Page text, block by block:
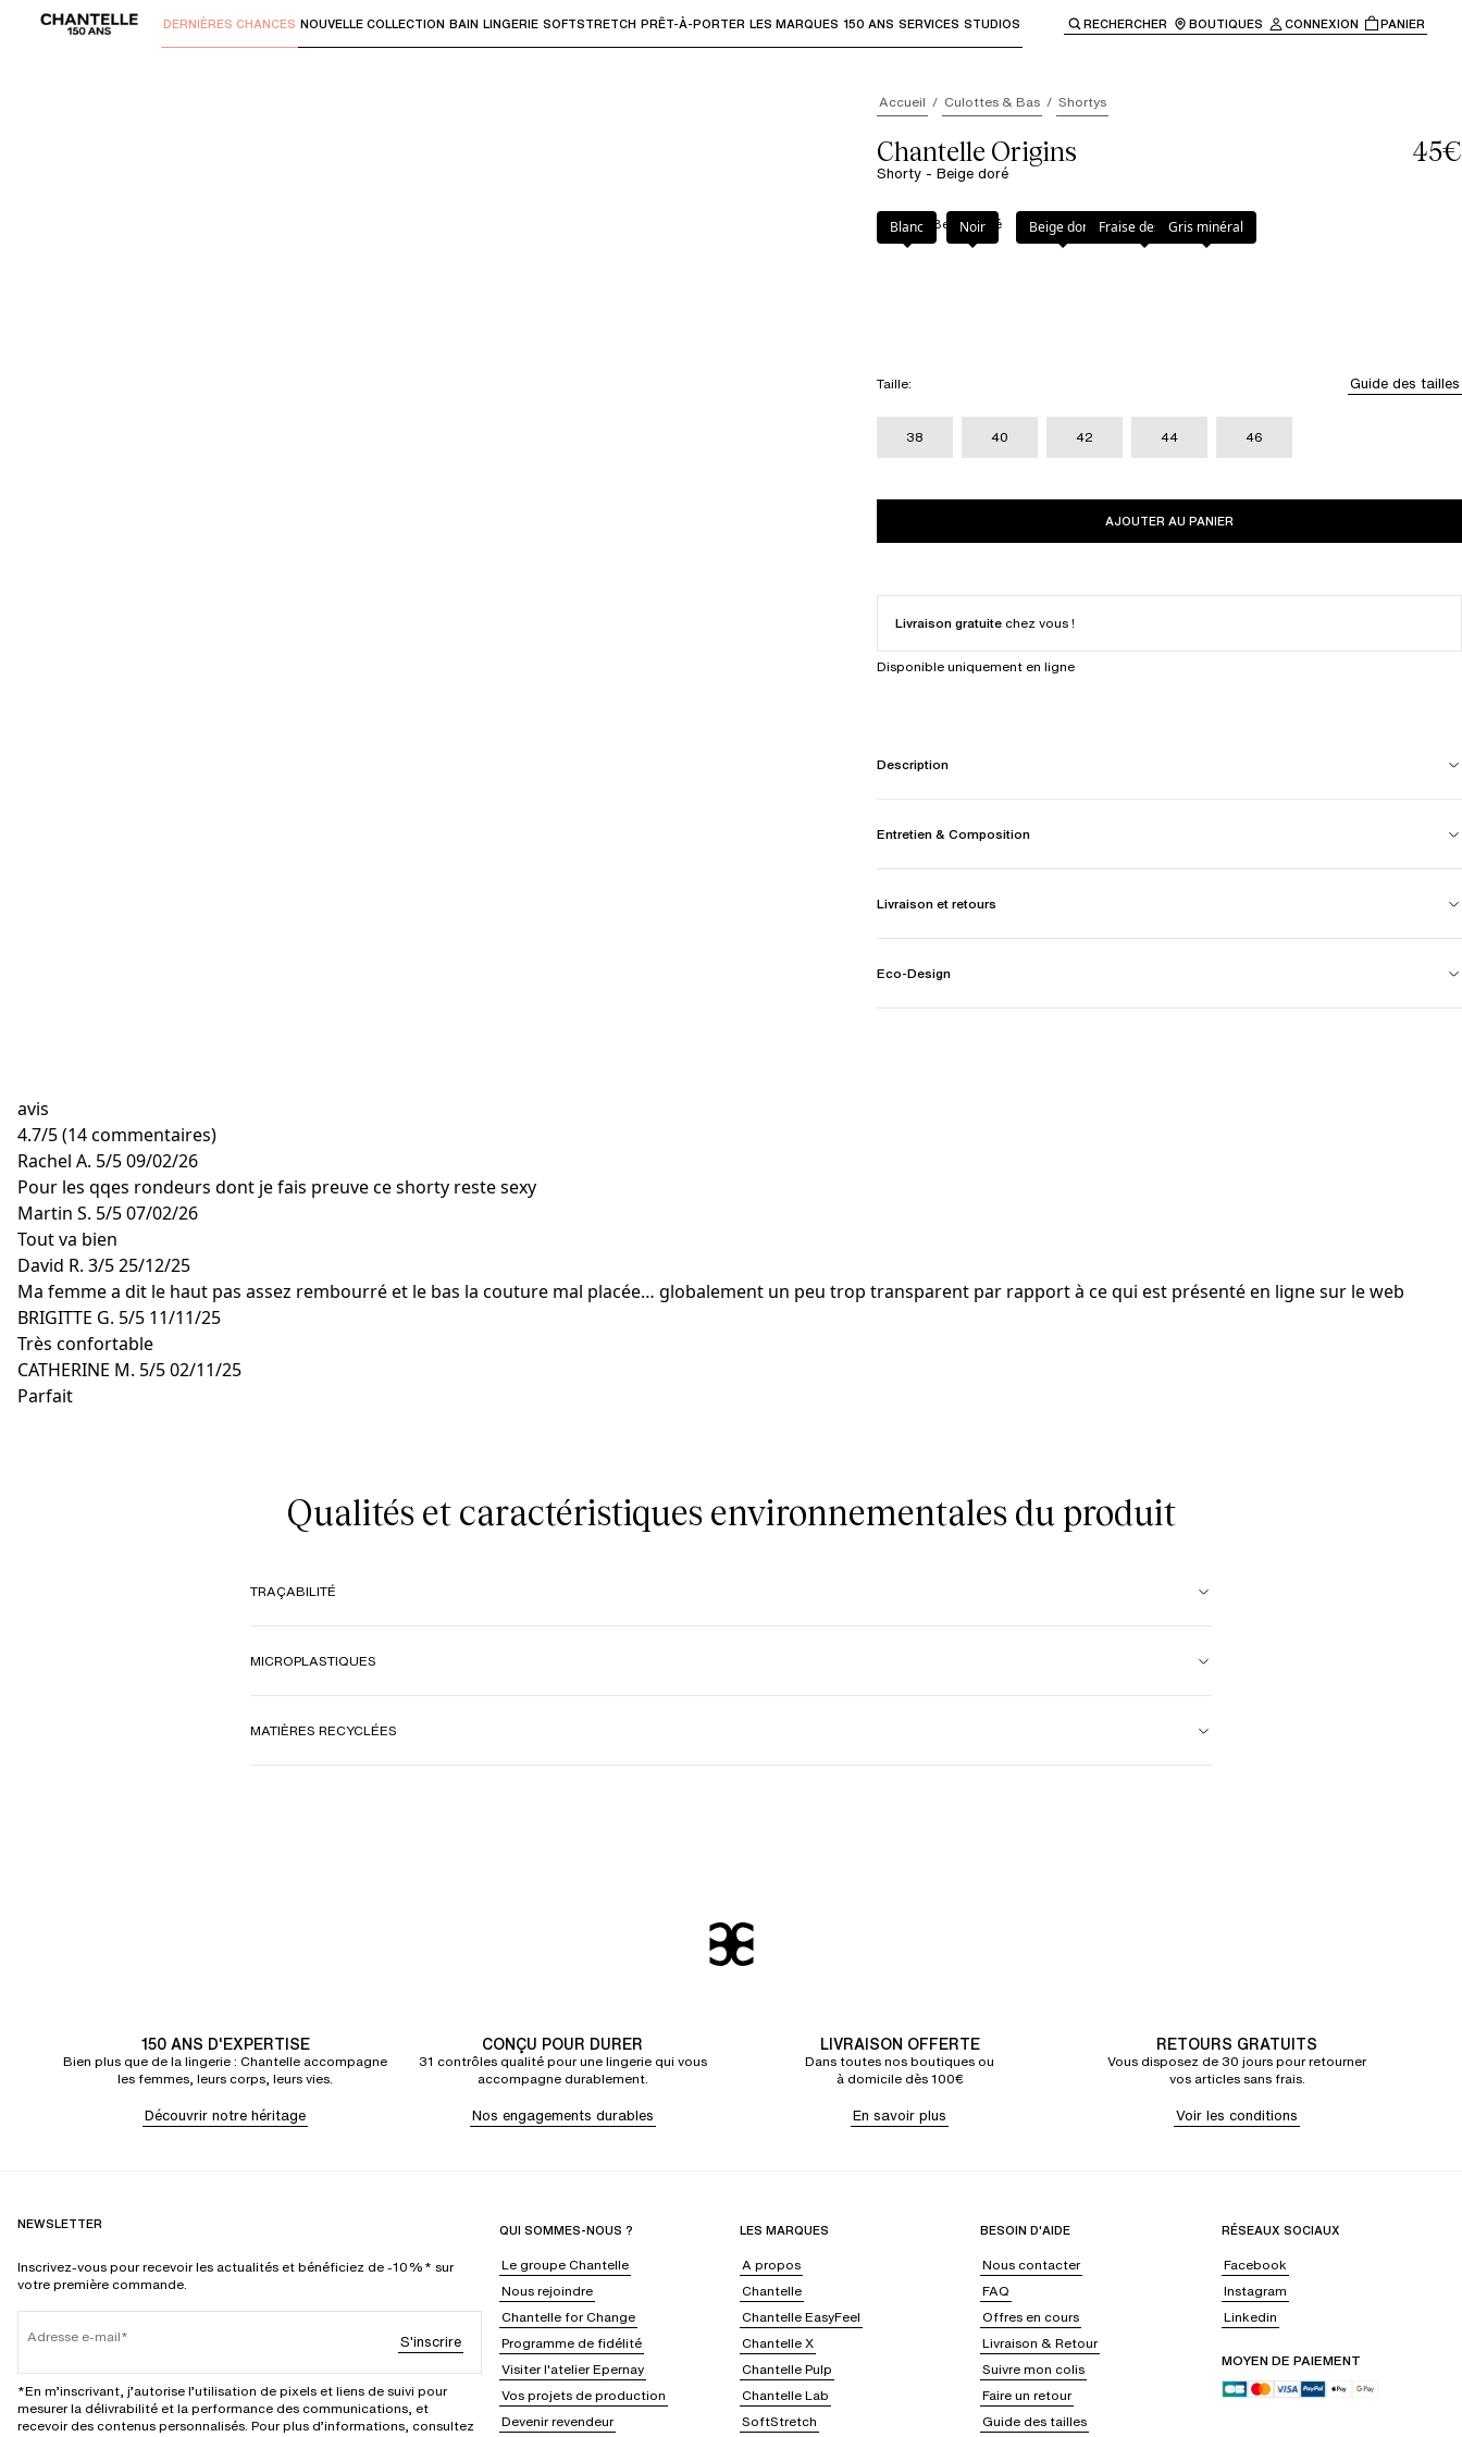
Utilisez "Flèche bas" ou "Entrer" pour accéder aux sous-menus et "Flèche haut" ou "Échap" pour revenir à la navigation principale.
DERNIÈRES CHANCES NOUVELLE COLLECTION BAIN LINGERIE SOFTSTRETCH PRÊT-À-PORTER LES MARQUES 150 ANS SERVICES STUDIOS RECHERCHER BOUTIQUES CONNEXION PANIER
Accueil Culottes & Bas Shortys
Chantelle Origins
Shorty - Beige doré
45€
Couleur Beige doré
Blanc Noir Beige doré Fraise des boisGris minéral
Taille: Guide des tailles
38 40 42 44 46
AJOUTER AU PANIER
Livraison gratuite chez vous !
Disponible uniquement en ligne
Description
Entretien & Composition
Livraison et retours
Eco-Design
avis
4.7/5(14 commentaires)
Rachel A. 5/509/02/26
Pour les qqes rondeurs dont je fais preuve ce shorty reste sexy
Martin S. 5/507/02/26
Tout va bien
David R. 3/525/12/25
Ma femme a dit le haut pas assez rembourré et le bas la couture mal placée… globalement un peu trop transparent par rapport à ce qui est présenté en ligne sur le web
BRIGITTE G. 5/5 11/11/25
Très confortable
CATHERINE M. 5/502/11/25
Parfait
Qualités et caractéristiques environnementales du produit
TRAÇABILITÉ
MICROPLASTIQUES
MATIÈRES RECYCLÉES
150 ANS D'EXPERTISE
Bien plus que de la lingerie : Chantelle accompagne
les femmes, leurs corps, leurs vies.
Découvrir notre héritage
CONÇU POUR DURER
31 contrôles qualité pour une lingerie qui vous
accompagne durablement.
Nos engagements durables
LIVRAISON OFFERTE
Dans toutes nos boutiques ou
à domicile dès 100€
En savoir plus
RETOURS GRATUITS
Vous disposez de 30 jours pour retourner
vos articles sans frais.
Voir les conditions
NEWSLETTER
Inscrivez-vous pour recevoir les actualités et bénéficiez de -10%* sur
votre première commande.
Adresse e-mail S'inscrire
*En m’inscrivant, j’autorise l’utilisation de pixels et liens de suivi pour
mesurer la délivrabilité et la performance des communications, et
recevoir des contenus personnalisés. Pour plus d’informations, consultez
QUI SOMMES-NOUS ?
Le groupe Chantelle
Nous rejoindre
Chantelle for Change
Programme de fidélité
Visiter l'atelier Epernay
Vos projets de production
Devenir revendeur
LES MARQUES
A propos
Chantelle
Chantelle EasyFeel
Chantelle X
Chantelle Pulp
Chantelle Lab
SoftStretch
BESOIN D'AIDE
Nous contacter
FAQ
Offres en cours
Livraison & Retour
Suivre mon colis
Faire un retour
Guide des tailles
RÉSEAUX SOCIAUX
Facebook
Instagram
Linkedin
MOYEN DE PAIEMENT